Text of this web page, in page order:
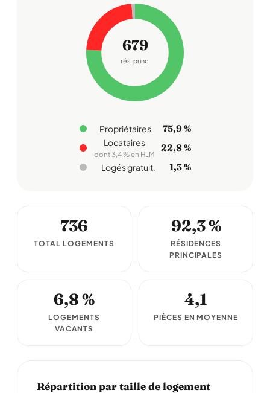
679
rés. princ.
Propriétaires 75,9 %
Locataires
dont 3,4 % en HLM
22,8 %
Logés gratuit. 1,3 %
736
TOTAL LOGEMENTS
92,3 %
RÉSIDENCES
PRINCIPALES
6,8 %
LOGEMENTS
VACANTS
4,1
PIÈCES EN MOYENNE
Répartition par taille de logement